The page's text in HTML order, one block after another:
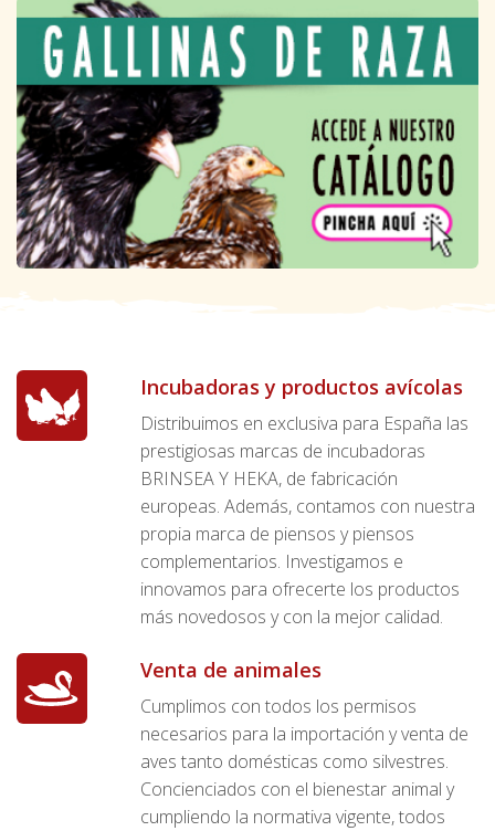
Incubadoras y productos avícolas
Distribuimos en exclusiva para España las
prestigiosas marcas de incubadoras
BRINSEA Y HEKA, de fabricación
europeas. Además, contamos con nuestra
propia marca de piensos y piensos
complementarios. Investigamos e
innovamos para ofrecerte los productos
más novedosos y con la mejor calidad.
Venta de animales
Cumplimos con todos los permisos
necesarios para la importación y venta de
aves tanto domésticas como silvestres.
Concienciados con el bienestar animal y
cumpliendo la normativa vigente, todos